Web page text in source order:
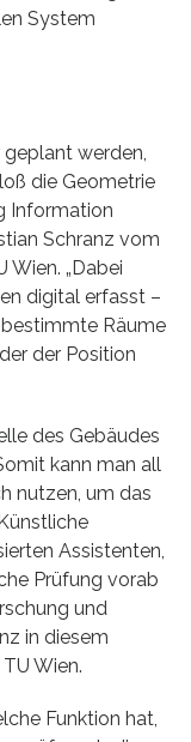
System
werden,
die Geometrie
Information
Schranz vom
„Dabei
digital erfasst –
Räume
der Position
des Gebäudes
kann man all
nutzen, um das
Assistenten,
Prüfung vorab
und
in diesem
Wien.
Funktion hat,